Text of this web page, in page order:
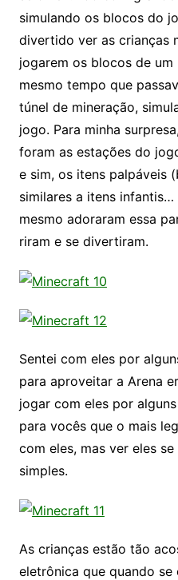
simulando os blocos do
divertido ver as crianças
jogarem os blocos de
mesmo tempo que
túnel de mineração,
jogo. Para minha
foram as estações do
e sim, os itens palpáveis
similares a itens
mesmo adoraram essa
riram e se divertiram.
Sentei com eles por
para aproveitar a Arena
jogar com eles por
para vocês que o mais
com eles, mas ver eles
simples.
As crianças estão tão
eletrônica que quando